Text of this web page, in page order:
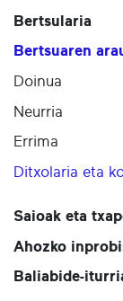
Bertsularia
Bertsuaren
Doinua
Neurria
Errima
Ditxolaria eta
Saioak eta
Ahozko
Baliabide-